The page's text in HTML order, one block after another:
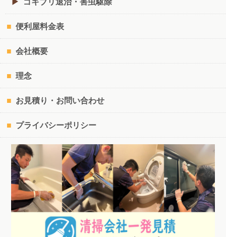
便利屋料金表
会社概要
理念
お見積り・お問い合わせ
プライバシーポリシー